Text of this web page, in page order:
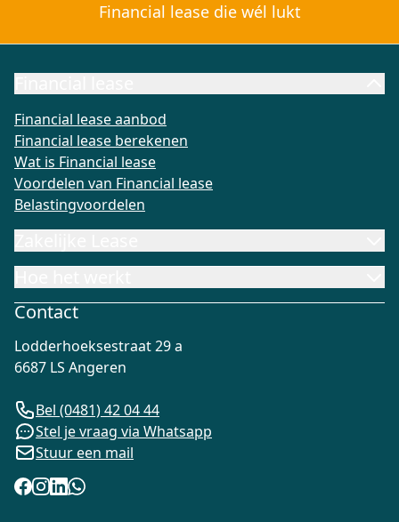
Financial lease die wél lukt
Financial lease aanbod
Financial lease berekenen
Wat is Financial lease
Voordelen van Financial lease
Belastingvoordelen
Contact
Lodderhoeksestraat 29 a
6687 LS Angeren
Bel (0481) 42 04 44
Stel je vraag via Whatsapp
Stuur een mail